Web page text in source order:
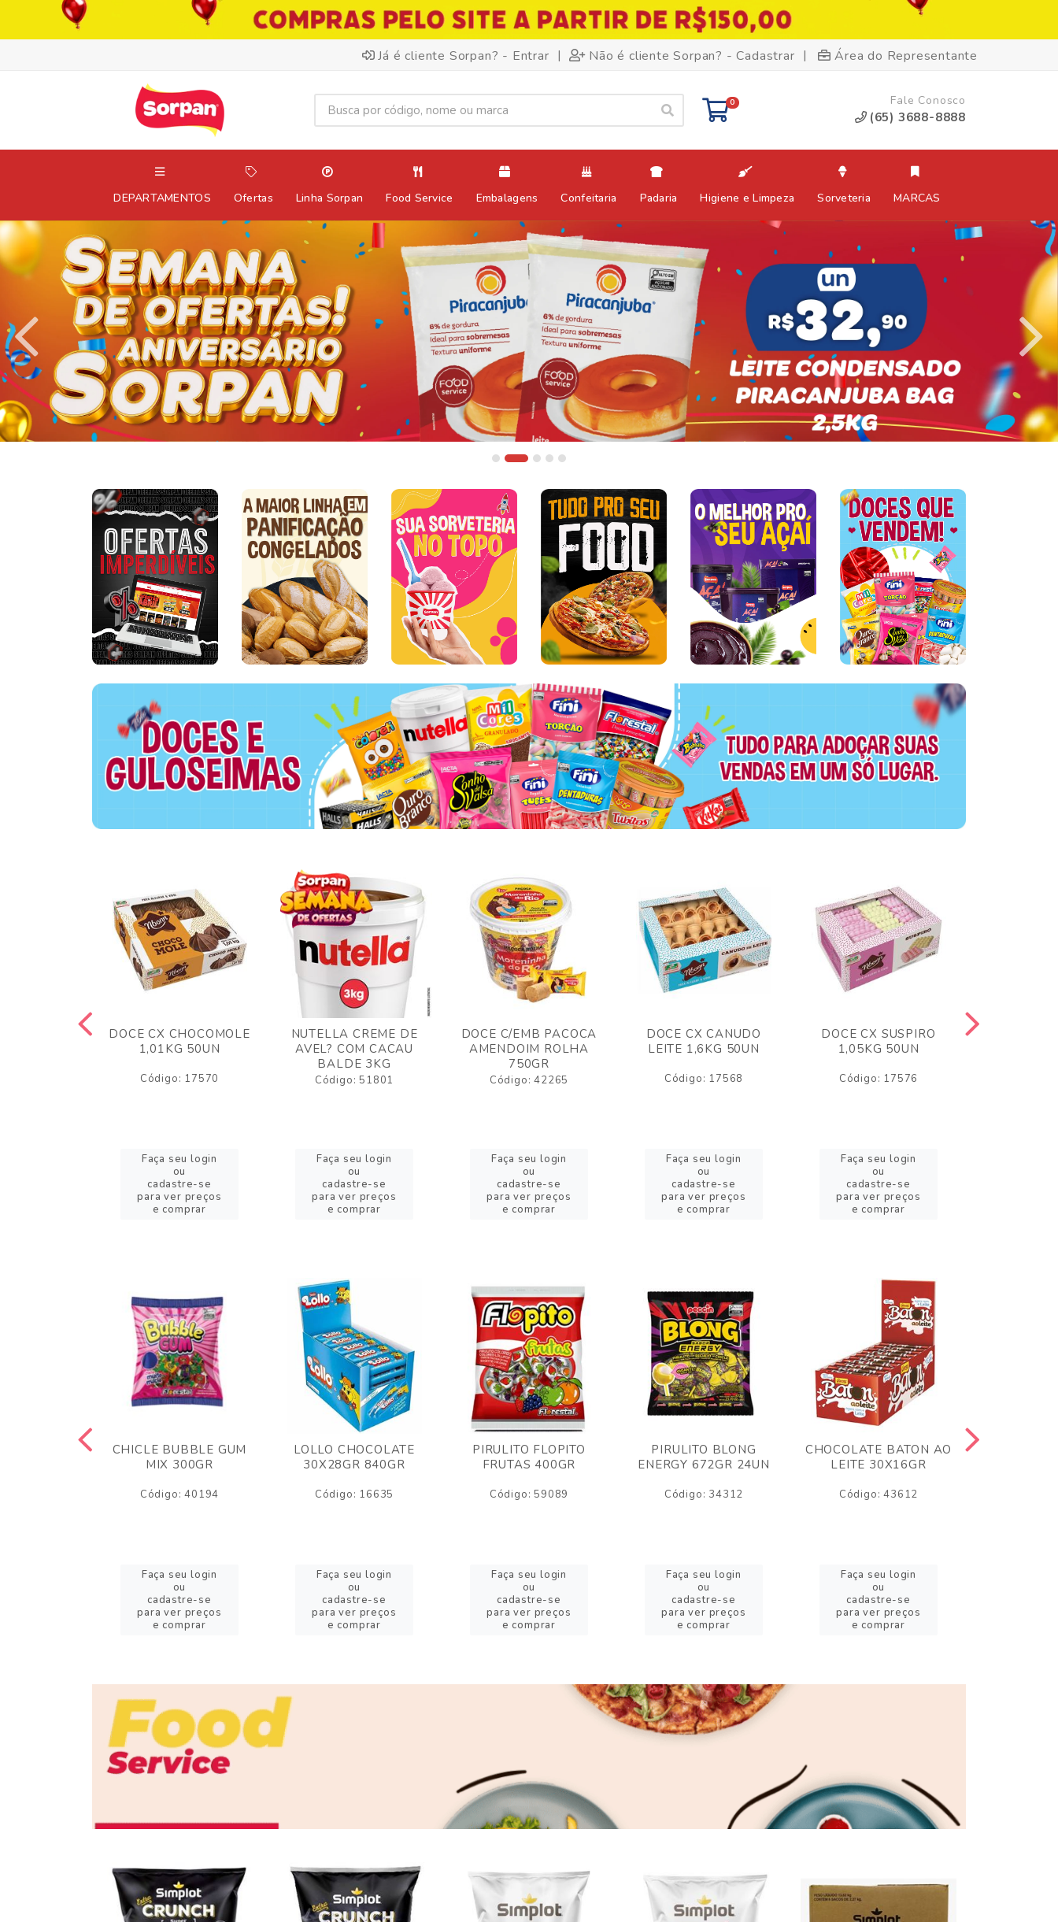
Já é cliente Sorpan? - Entrar | Não é cliente Sorpan? - Cadastrar | Área do Representante
0 Fale Conosco
(65) 3688-8888
DEPARTAMENTOS Ofertas Linha Sorpan Food Service Embalagens Confeitaria Padaria Higiene e Limpeza Sorveteria MARCAS
DOCE CX CHOCOMOLE
1,01KG 50UN
Código: 17570
Faça seu login
ou
cadastre-se
para ver preços
e comprar
NUTELLA CREME DE
AVEL? COM CACAU
BALDE 3KG
Código: 51801
Faça seu login
ou
cadastre-se
para ver preços
e comprar
DOCE C/EMB PACOCA
AMENDOIM ROLHA
750GR
Código: 42265
Faça seu login
ou
cadastre-se
para ver preços
e comprar
DOCE CX CANUDO
LEITE 1,6KG 50UN
Código: 17568
Faça seu login
ou
cadastre-se
para ver preços
e comprar
DOCE CX SUSPIRO
1,05KG 50UN
Código: 17576
Faça seu login
ou
cadastre-se
para ver preços
e comprar
CHICLE BUBBLE GUM
MIX 300GR
Código: 40194
Faça seu login
ou
cadastre-se
para ver preços
e comprar
LOLLO CHOCOLATE
30X28GR 840GR
Código: 16635
Faça seu login
ou
cadastre-se
para ver preços
e comprar
PIRULITO FLOPITO
FRUTAS 400GR
Código: 59089
Faça seu login
ou
cadastre-se
para ver preços
e comprar
PIRULITO BLONG
ENERGY 672GR 24UN
Código: 34312
Faça seu login
ou
cadastre-se
para ver preços
e comprar
CHOCOLATE BATON AO
LEITE 30X16GR
Código: 43612
Faça seu login
ou
cadastre-se
para ver preços
e comprar